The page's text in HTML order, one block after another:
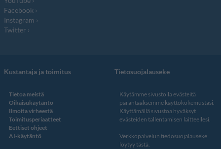
Facebook
Instagram
Twitter
Kustantaja ja toimitus
Tietoa meistä
Oikaisukäytäntö
Ilmoita virheestä
Toimitusperiaatteet
Eettiset ohjeet
AI-käytäntö
Tietosuojalauseke
Käytämme sivustolla evästeitä
parantaaksemme käyttökokemustasi.
Käyttämällä sivustoa hyväksyt
evästeiden tallentamisen laitteellesi.
Verkkopalvelun tiedosuojalauseke
löytyy tästä.